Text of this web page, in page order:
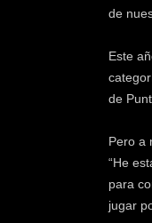
de
Este
de
Pero a
“He
para
jugar